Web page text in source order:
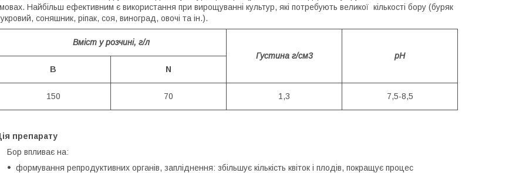
Найбільш ефективним є використання при вирощуванні культур, які потребують великої кількості бору (буряк
соняшник, ріпак, соя, виноград, овочі та ін.).
Вміст у розчині, г/л
Густина г/см3
рН
В
N
150 70 1,3 7,5-8,5
препарату
впливає на:
формування репродуктивних органів, запліднення: збільшує кількість квіток і плодів, покращує процес